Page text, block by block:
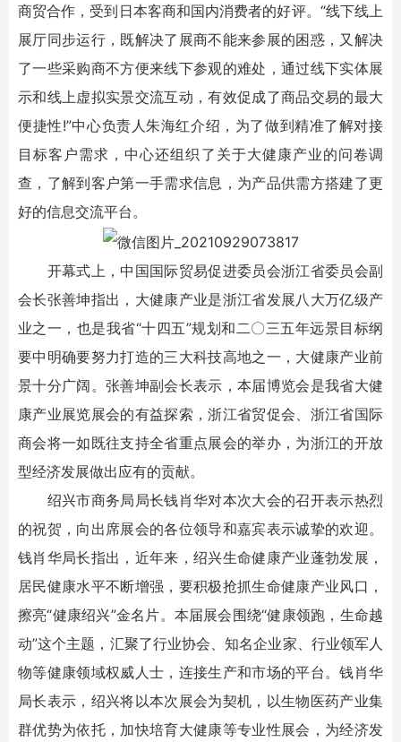
商贸合作，受到日本客商和国内消费者的好评。“线下线上
展厅同步运行，既解决了展商不能来参展的困惑，又解决
了一些采购商不方便来线下参观的难处，通过线下实体展
示和线上虚拟实景交流互动，有效促成了商品交易的最大
便捷性!”中心负责人朱海红介绍，为了做到精准了解对接
目标客户需求，中心还组织了关于大健康产业的问卷调
查，了解到客户第一手需求信息，为产品供需方搭建了更
好的信息交流平台。
开幕式上，中国国际贸易促进委员会浙江省委员会副
会长张善坤指出，大健康产业是浙江省发展八大万亿级产
业之一，也是我省“十四五”规划和二〇三五年远景目标纲
要中明确要努力打造的三大科技高地之一，大健康产业前
景十分广阔。张善坤副会长表示，本届博览会是我省大健
康产业展览展会的有益探索，浙江省贸促会、浙江省国际
商会将一如既往支持全省重点展会的举办，为浙江的开放
型经济发展做出应有的贡献。
绍兴市商务局局长钱肖华对本次大会的召开表示热烈
的祝贺，向出席展会的各位领导和嘉宾表示诚挚的欢迎。
钱肖华局长指出，近年来，绍兴生命健康产业蓬勃发展，
居民健康水平不断增强，要积极抢抓生命健康产业风口，
擦亮“健康绍兴”金名片。本届展会围绕“健康领跑，生命越
动”这个主题，汇聚了行业协会、知名企业家、行业领军人
物等健康领域权威人士，连接生产和市场的平台。钱肖华
局长表示，绍兴将以本次展会为契机，以生物医药产业集
群优势为依托，加快培育大健康等专业性展会，为经济发